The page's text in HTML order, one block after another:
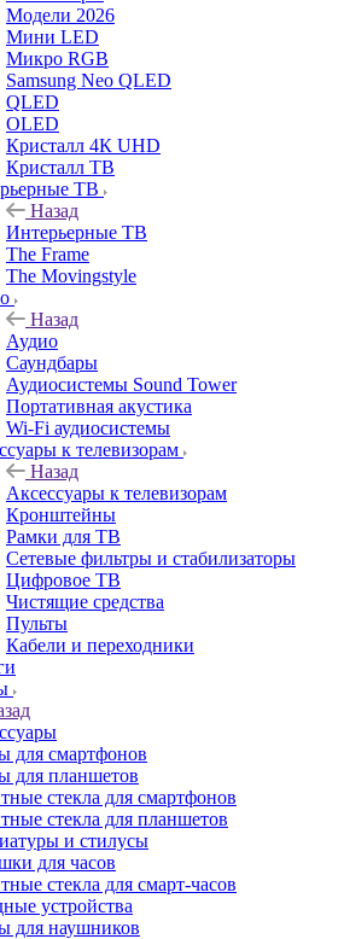
Модели 2026
Мини LED
Микро RGB
Samsung Neo QLED
QLED
OLED
Кристалл 4К UHD
Кристалл ТВ
ТВ
Назад
Интерьерные ТВ
The Frame
The Movingstyle
Назад
Аудио
Саундбары
Аудиосистемы Sound Tower
Портативная акустика
Wi-Fi аудиосистемы
к телевизорам
Назад
Аксессуары к телевизорам
Кронштейны
Рамки для ТВ
Сетевые фильтры и стабилизаторы
Цифровое ТВ
Чистящие средства
Пульты
Кабели и переходники
для смартфонов
для планшетов
стекла для смартфонов
стекла для планшетов
и стилусы
для часов
стекла для смарт-часов
устройства
для наушников